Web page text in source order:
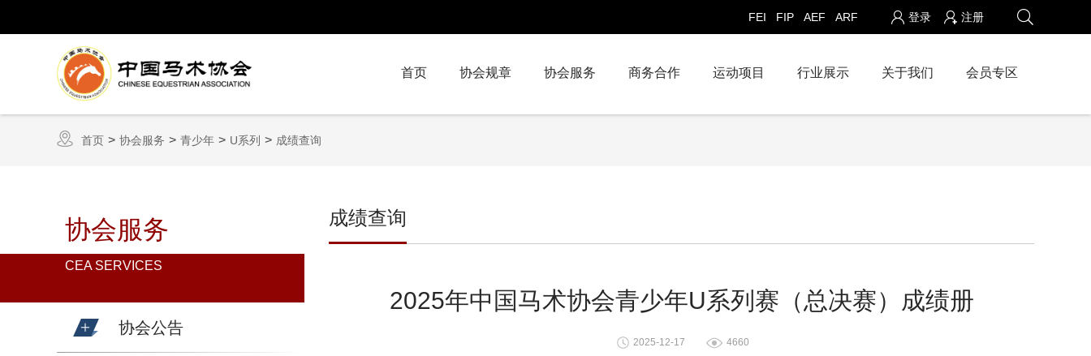
登录 注册
FEI FIP AEF ARF
首页 协会规章 协会服务 商务合作 运动项目 行业展示 关于我们 会员专区
首页 协会服务 青少年 U系列 成绩查询
协会服务
CEA SERVICES
协会公告
成绩查询
2025年中国马术协会青少年U系列赛（总决赛）成绩册
2025-12-17 4660